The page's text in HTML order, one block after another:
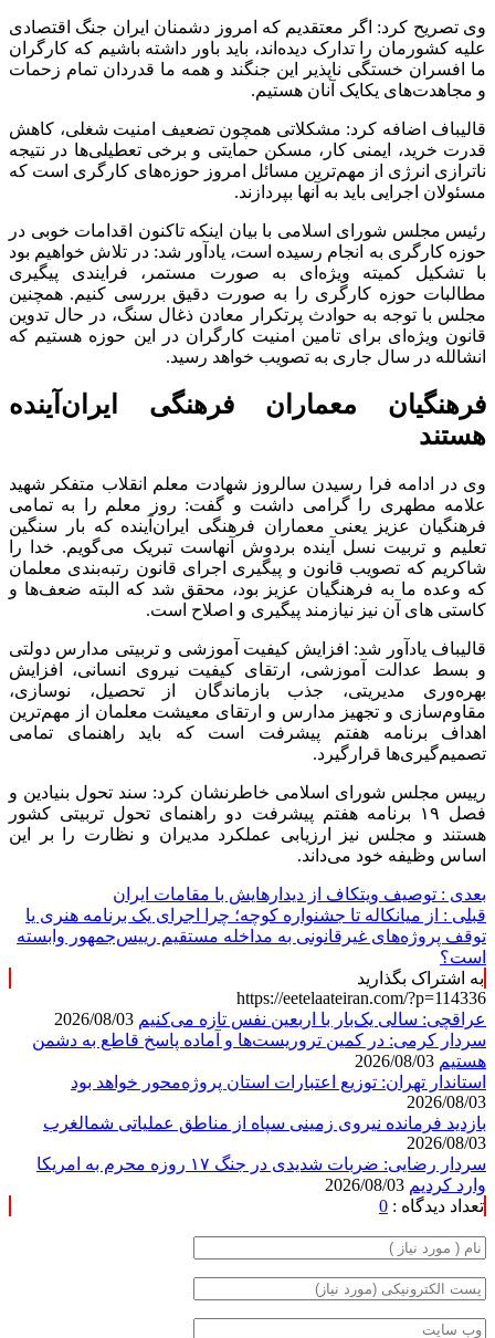
وی تصریح کرد: اگر معتقدیم که امروز دشمنان ایران جنگ اقتصادی
علیه کشورمان را تدارک دیده‌اند، باید باور داشته باشیم که کارگران
ما افسران خستگی ناپذیر این جنگند و همه ما قدردان تمام زحمات
و مجاهدت‌های یکایک آنان هستیم.
قالیباف اضافه کرد: مشکلاتی همچون تضعیف امنیت شغلی، کاهش
قدرت خرید، ایمنی کار، مسکن حمایتی و برخی تعطیلی‌ها در نتیجه
ناترازی انرژی از مهم‌ترین مسائل امروز حوزه‌های کارگری است که
مسئولان اجرایی باید به آنها بپردازند.
رئیس مجلس شورای اسلامی با بیان اینکه تاکنون اقدامات خوبی در
حوزه کارگری به انجام رسیده است، یادآور شد: در تلاش خواهیم بود
با تشکیل کمیته ویژه‌ای به صورت مستمر، فرایندی پیگیری
مطالبات حوزه کارگری را به صورت دقیق بررسی کنیم. همچنین
مجلس با توجه به حوادث پرتکرار معادن ذغال سنگ، در حال تدوین
قانون ویژه‌ای برای تامین امنیت کارگران در این حوزه هستیم که
انشالله در سال جاری به تصویب خواهد رسید.
فرهنگیان معماران فرهنگی ایران‌آینده
هستند
وی در ادامه فرا رسیدن سالروز شهادت معلم انقلاب متفکر شهید
علامه‌ مطهری را گرامی داشت و گفت: روز معلم را به تمامی
فرهنگیان عزیز یعنی معماران فرهنگی ایران‌آینده که‌ بار سنگین
تعلیم و تربیت نسل آینده بردوش آنهاست تبریک‌ می‌گویم. خدا را
شاکریم که تصویب قانون و پیگیری اجرای قانون رتبه‌بندی معلمان
که وعده‌ ما به فرهنگیان عزیز بود، محقق شد که البته ضعف‌ها و
کاستی ‌های آن نیز نیازمند پیگیری و اصلاح است.
قالیباف یادآور شد: افزایش کیفیت آموزشی و تربیتی مدارس دولتی
و بسط عدالت آموزشی، ارتقای کیفیت نیروی انسانی، افزایش
بهره‌وری مدیریتی، جذب بازماندگان از تحصیل، نوسازی،
مقاوم‌سازی و تجهیز مدارس و ارتقای معیشت معلمان از مهم‌ترین
اهداف برنامه‌ هفتم پیشرفت است که باید راهنمای تمامی
تصمیم‌گیری‌ها قرارگیرد.
رییس مجلس شورای اسلامی خاطرنشان کرد: سند تحول بنیادین و
فصل ۱۹ برنامه‌ هفتم پیشرفت دو راهنمای تحول تربیتی کشور
هستند و مجلس نیز ارزیابی عملکرد مدیران و نظارت را بر این
اساس وظیفه‌ خود می‌داند.
بعدی : توصیف ویتکاف از دیدارهایش با مقامات ایران
قبلی : از میانکاله تا جشنواره کوچه؛ چرا اجرای یک برنامه هنری یا
توقف پروژه‌های غیرقانونی به مداخله مستقیم رییس‌جمهور وابسته
است؟
به اشتراک بگذارید
https://eetelaateiran.com/?p=114336
عراقچی: سالی یک‌بار با اربعین نفس تازه می‌کنیم
سردار کرمی: در کمین تروریست‌ها و آماده پاسخ قاطع به دشمن
هستیم
استاندار تهران: توزیع اعتبارات استان پروژه‌محور خواهد بود
2026/08/03
بازدید فرمانده نیروی زمینی سپاه از مناطق عملیاتی شمالغرب
2026/08/03
سردار رضایی: ضربات شدیدی در جنگ ۱۷ روزه محرم به امریکا
وارد کردیم
تعداد دیدگاه : 0